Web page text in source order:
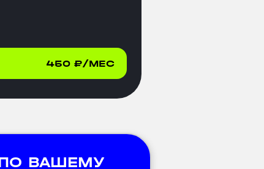
450 ₽/МЕС
ВАШЕМУ